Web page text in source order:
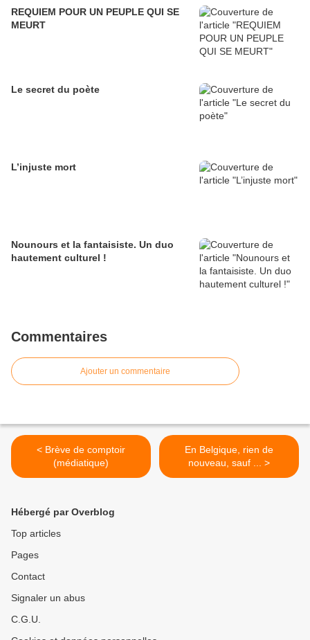
REQUIEM POUR UN PEUPLE QUI SE
MEURT
Le secret du poète
L’injuste mort
Nounours et la fantaisiste. Un duo
hautement culturel !
Commentaires
Ajouter un commentaire
< Brève de comptoir
(médiatique)
En Belgique, rien de
nouveau, sauf ... >
Hébergé par Overblog
Top articles
Pages
Contact
Signaler un abus
C.G.U.